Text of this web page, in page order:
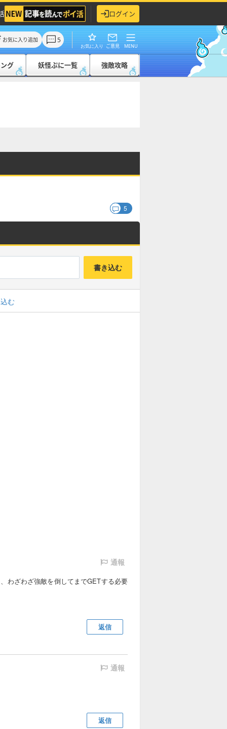
ログイン
お気に入り追加 5
お気に入り ご意見 MENU
グ 妖怪ぷに一覧 強敵攻略
5
書き込む
む
通報
わざわざ強敵を倒してまでGETする必要
返信
通報
返信